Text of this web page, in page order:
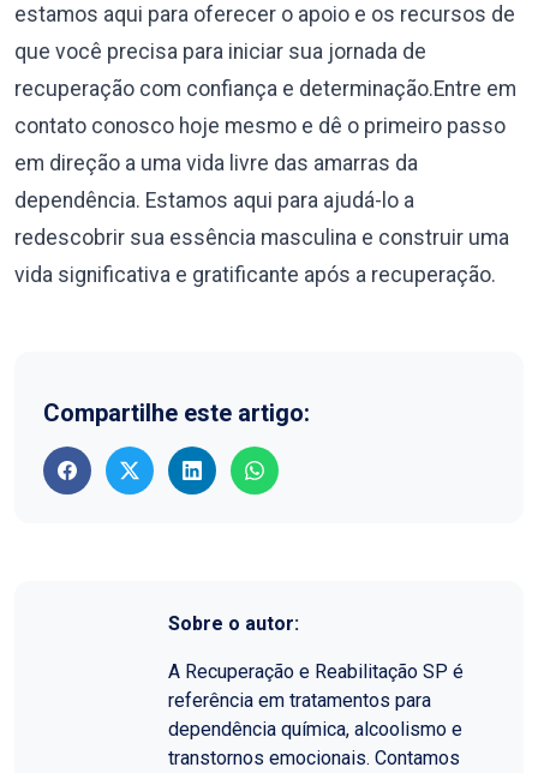
estamos aqui para oferecer o apoio e os recursos de
que você precisa para iniciar sua jornada de
recuperação com confiança e determinação.Entre em
contato conosco hoje mesmo e dê o primeiro passo
em direção a uma vida livre das amarras da
dependência. Estamos aqui para ajudá-lo a
redescobrir sua essência masculina e construir uma
vida significativa e gratificante após a recuperação.
Compartilhe este artigo:
Sobre o autor:
A Recuperação e Reabilitação SP é
referência em tratamentos para
dependência química, alcoolismo e
transtornos emocionais. Contamos